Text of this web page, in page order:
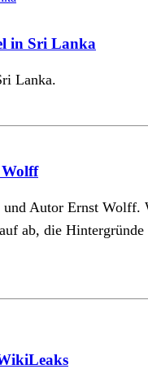
in Sri Lanka
Lanka.
Wolff
Autor Ernst
ab, die